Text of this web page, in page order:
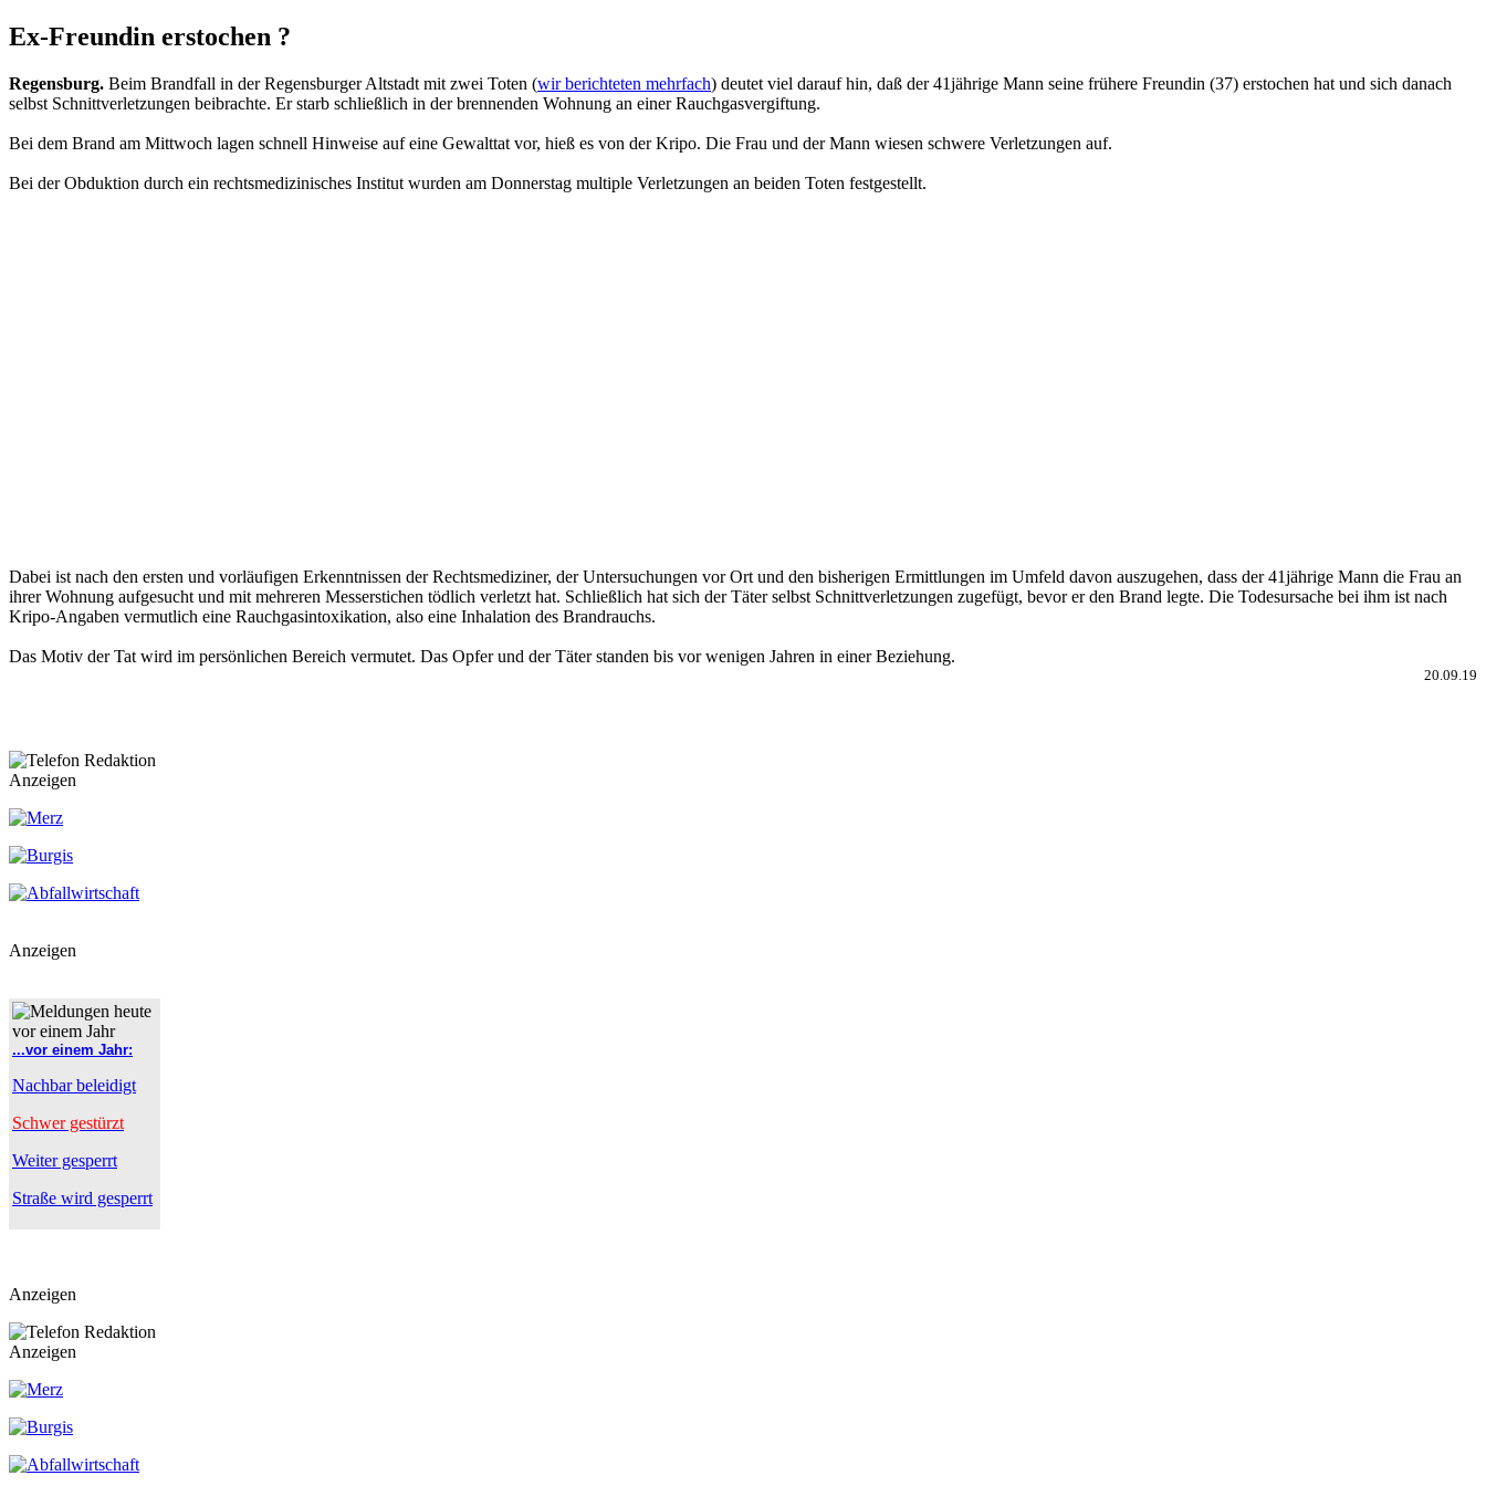
Ex-Freundin erstochen ?
Regensburg. Beim Brandfall in der Regensburger Altstadt mit zwei Toten (wir berichteten mehrfach) deutet viel darauf hin, daß der 41jährige Mann seine frühere Freundin (37) erstochen hat und sich danach
selbst Schnittverletzungen beibrachte. Er starb schließlich in der brennenden Wohnung an einer Rauchgasvergiftung.
Bei dem Brand am Mittwoch lagen schnell Hinweise auf eine Gewalttat vor, hieß es von der Kripo. Die Frau und der Mann wiesen schwere Verletzungen auf.
Bei der Obduktion durch ein rechtsmedizinisches Institut wurden am Donnerstag multiple Verletzungen an beiden Toten festgestellt.
Dabei ist nach den ersten und vorläufigen Erkenntnissen der Rechtsmediziner, der Untersuchungen vor Ort und den bisherigen Ermittlungen im Umfeld davon auszugehen, dass der 41jährige Mann die Frau an
ihrer Wohnung aufgesucht und mit mehreren Messerstichen tödlich verletzt hat. Schließlich hat sich der Täter selbst Schnittverletzungen zugefügt, bevor er den Brand legte. Die Todesursache bei ihm ist nach
Kripo-Angaben vermutlich eine Rauchgasintoxikation, also eine Inhalation des Brandrauchs.
Das Motiv der Tat wird im persönlichen Bereich vermutet. Das Opfer und der Täter standen bis vor wenigen Jahren in einer Beziehung.
20.09.19
Anzeigen
Anzeigen
...vor einem Jahr:
Nachbar beleidigt
Schwer gestürzt
Weiter gesperrt
Straße wird gesperrt
Anzeigen
Anzeigen